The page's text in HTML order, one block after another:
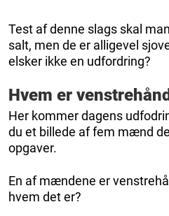
Test af denne slags skal
salt, men de er alligevel
elsker ikke en udfordring?
Hvem er
Her kommer dagens
du et billede af fem mænd
opgaver.
En af mændene er
hvem det er?